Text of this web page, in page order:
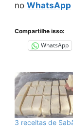
no WhatsApp
Compartilhe isso:
WhatsApp
3 receitas de